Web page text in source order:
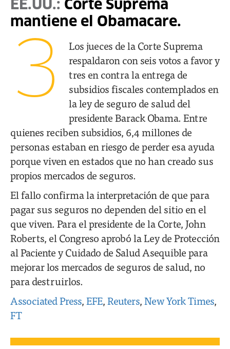
EE.UU.: Corte Suprema
mantiene el Obamacare.
3
Los jueces de la Corte Suprema
respaldaron con seis votos a favor y
tres en contra la entrega de
subsidios fiscales contemplados en
la ley de seguro de salud del
presidente Barack Obama. Entre
quienes reciben subsidios, 6,4 millones de
personas estaban en riesgo de perder esa ayuda
porque viven en estados que no han creado sus
propios mercados de seguros.
El fallo confirma la interpretación de que para
pagar sus seguros no dependen del sitio en el
que viven. Para el presidente de la Corte, John
Roberts, el Congreso aprobó la Ley de Protección
al Paciente y Cuidado de Salud Asequible para
mejorar los mercados de seguros de salud, no
para destruirlos.
Associated Press,EFE, Reuters,New York Times,
FT